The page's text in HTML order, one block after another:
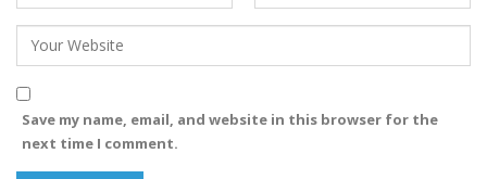
Save my name, email, and website in this browser for the
next time I comment.